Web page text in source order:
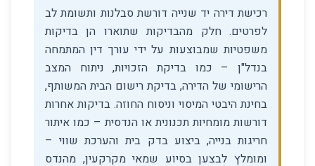
רכישת דירה יד שנייה דורשת סבלנות ותשומת לב
לפרטים. חלק מהבדיקות שתוארו הן בדיקות
משפטיות שמבוצעות על ידי עורך דין המתמחה
בנדל"ן – כמו בדיקת הזכויות, ניתוח המצב
הרישומי של הדירה, בדיקת רישום הבית המשותף,
בחינת היבטי המיסוי וניסוח החוזה. בדיקות אחרות
דורשות מומחיות תכנונית או הנדסית – כמו איתור
חריגות בנייה, ביצוע בדק בית והערכת שווי –
ומומלץ לבצען בסיוע שמאי מקרקעין, מהנדס